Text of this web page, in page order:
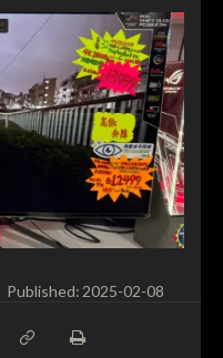
Published: 2025-02-08